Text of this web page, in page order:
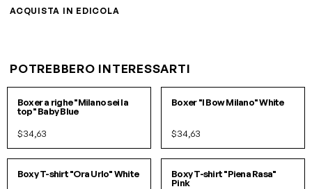
ACQUISTA IN EDICOLA
POTREBBERO INTERESSARTI
S/M L/XL
Boxer a righe "Milano sei la
top" Baby Blue
$34,63
S/ML/XL
Boxer "I Bow Milano" White
$34,63
S/ML/XL
Boxy T-shirt "Ora Urlo" White
S/ML/XL
Boxy T-shirt "Piena Rasa"
Pink